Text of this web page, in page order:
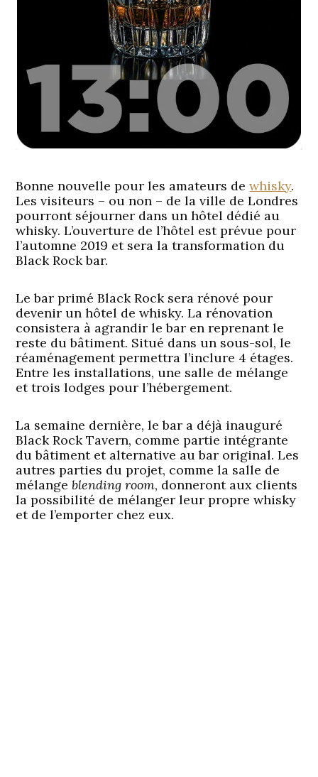
Bonne nouvelle pour les amateurs dewhisky.
Les visiteurs – ou non – de la ville de Londres
pourront séjourner dans un hôtel dédié au
whisky. L’ouverture de l’hôtel est prévue pour
l’automne 2019 et sera la transformation du
Black Rock bar.
Le bar primé Black Rock sera rénové pour
devenir un hôtel de whisky. La rénovation
consistera à agrandir le bar en reprenant le
reste du bâtiment. Situé dans un sous-sol, le
réaménagement permettra l’inclure 4 étages.
Entre les installations, une salle de mélange
et trois lodges pour l’hébergement.
La semaine dernière, le bar a déjà inauguré
Black Rock Tavern, comme partie intégrante
du bâtiment et alternative au bar original. Les
autres parties du projet, comme la salle de
mélangeblending room, donneront aux clients
la possibilité de mélanger leur propre whisky
et de l’emporter chez eux.